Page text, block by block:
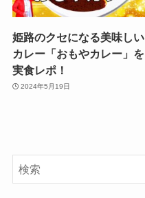
姫路のクセになる美味しい
カレー「おもやカレー」を
実食レポ！
2024年5月19日